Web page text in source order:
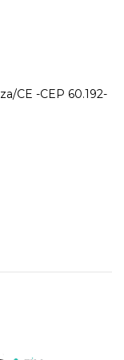
CE -CEP 60.192-